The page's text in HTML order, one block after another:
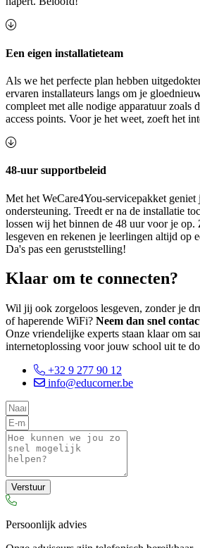
Een eigen installatieteam
Als we het perfecte plan hebben
ervaren installateurs langs om je
compleet met alle nodige apparatuur zoals
access points. Voor je het weet, zoeft het
48-uur supportbeleid
Met het WeCare4You-servicepakket geniet
ondersteuning. Treedt er na de installatie
lossen wij het binnen de 48 uur voor je
lesgeven en rekenen je leerlingen altijd op
Da's pas een geruststelling!
Klaar om te connecten?
Wil jij ook zorgeloos lesgeven, zonder je
of haperende WiFi? Neem dan snel
Onze vriendelijke experts staan klaar om
internetoplossing voor jouw school uit te
+32 9 277 90 12
info@educorner.be
Verstuur
Persoonlijk advies